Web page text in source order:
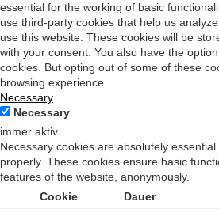
essential for the working of basic
use third-party cookies that help us
use this website. These cookies will be
with your consent. You also have the
cookies. But opting out of some of these
browsing experience.
Necessary
Necessary
immer aktiv
Necessary cookies are absolutely
properly. These cookies ensure basic
features of the website, anonymously.
Cookie
Dauer